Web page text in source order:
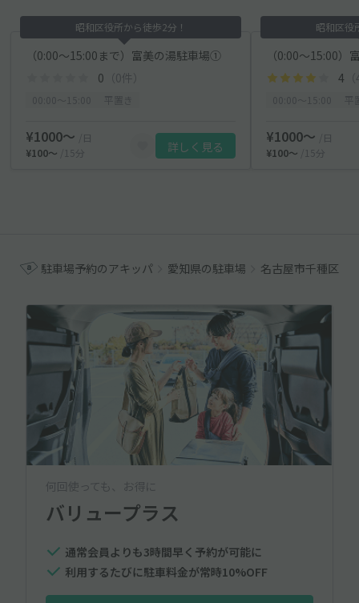
昭和区役所から徒歩2分！
（0:00～15:00まで）富美の湯駐車場①
0 （0件）
¥1000〜
/日
¥100〜
/15分 詳しく見る
昭和区役
（0:00～15:00
4
¥1000〜
/日
¥100〜
/15分
駐車場予約のアキッパ 愛知県の駐車場 名古屋市千種区の
何回使っても、お得に
バリュープラス
通常会員よりも3時間早く予約が可能に
利用するたびに駐車料金が常時10%OFF